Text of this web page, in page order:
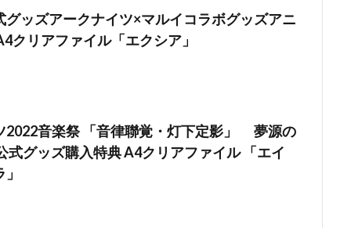
グッズアークナイツ×マルイコラボグッズアニ
クリアファイル「エクシア」
2022音楽祭 「音律聯覚・灯下定影」 夢源の
式グッズ購入特典 A4クリアファイル 「エイ